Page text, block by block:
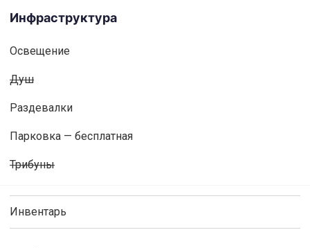
Инфраструктура
Освещениe
Душ
Раздевалки
Парковка — бесплатная
Трибуны
Инвентарь